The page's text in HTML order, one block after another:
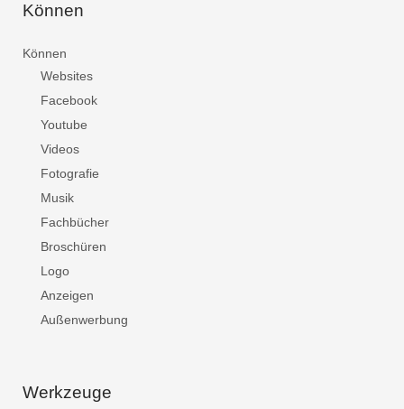
Können
Können
Websites
Facebook
Youtube
Videos
Fotografie
Musik
Fachbücher
Broschüren
Logo
Anzeigen
Außenwerbung
Werkzeuge